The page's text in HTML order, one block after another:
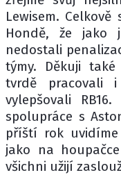
Lewisem.
Hondě, že jako
nedostali
týmy. Děkuji
tvrdě pracovali
vylepšovali
spolupráce s
příští rok
jako na
všichni užijí